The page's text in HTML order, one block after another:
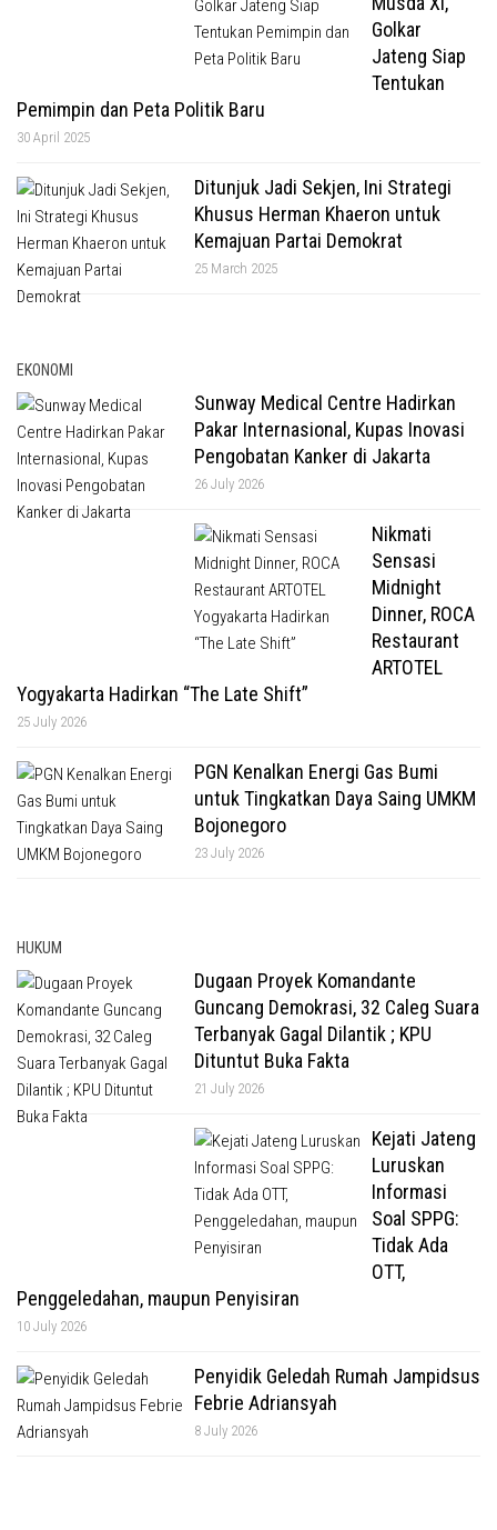
Golkar
Jateng Siap
Tentukan
Pemimpin dan Peta Politik Baru
30 April 2025
Ditunjuk Jadi Sekjen, Ini Strategi
Khusus Herman Khaeron untuk
Kemajuan Partai Demokrat
25 March 2025
EKONOMI
Sunway Medical Centre Hadirkan
Pakar Internasional, Kupas Inovasi
Pengobatan Kanker di Jakarta
26 July 2026
Nikmati
Sensasi
Midnight
Dinner, ROCA
Restaurant
ARTOTEL
Yogyakarta Hadirkan “The Late Shift”
25 July 2026
PGN Kenalkan Energi Gas Bumi
untuk Tingkatkan Daya Saing UMKM
Bojonegoro
23 July 2026
HUKUM
Dugaan Proyek Komandante
Guncang Demokrasi, 32 Caleg Suara
Terbanyak Gagal Dilantik ; KPU
Dituntut Buka Fakta
21 July 2026
Kejati Jateng
Luruskan
Informasi
Soal SPPG:
Tidak Ada
OTT,
Penggeledahan, maupun Penyisiran
10 July 2026
Penyidik Geledah Rumah Jampidsus
Febrie Adriansyah
8 July 2026